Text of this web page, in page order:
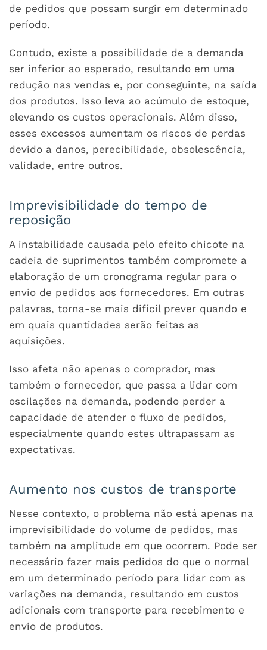
de pedidos que possam surgir em determinado
período.
Contudo, existe a possibilidade de a demanda
ser inferior ao esperado, resultando em uma
redução nas vendas e, por conseguinte, na saída
dos produtos. Isso leva ao acúmulo de estoque,
elevando os custos operacionais. Além disso,
esses excessos aumentam os riscos de perdas
devido a danos, perecibilidade, obsolescência,
validade, entre outros.
Imprevisibilidade do tempo de
reposição
A instabilidade causada pelo efeito chicote na
cadeia de suprimentos também compromete a
elaboração de um cronograma regular para o
envio de pedidos aos fornecedores. Em outras
palavras, torna-se mais difícil prever quando e
em quais quantidades serão feitas as
aquisições.
Isso afeta não apenas o comprador, mas
também o fornecedor, que passa a lidar com
oscilações na demanda, podendo perder a
capacidade de atender o fluxo de pedidos,
especialmente quando estes ultrapassam as
expectativas.
Aumento nos custos de transporte
Nesse contexto, o problema não está apenas na
imprevisibilidade do volume de pedidos, mas
também na amplitude em que ocorrem. Pode ser
necessário fazer mais pedidos do que o normal
em um determinado período para lidar com as
variações na demanda, resultando em custos
adicionais com transporte para recebimento e
envio de produtos.